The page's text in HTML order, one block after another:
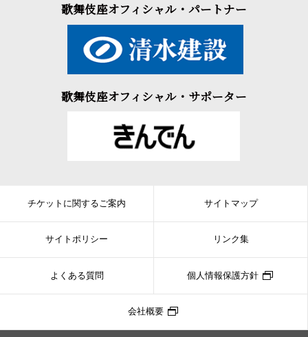
歌舞伎座オフィシャル・パートナー
歌舞伎座オフィシャル・サポーター
チケットに関するご案内 サイトマップ
サイトポリシー リンク集
よくある質問 個人情報保護方針
会社概要